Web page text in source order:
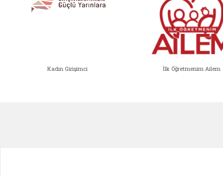
Kadın Girişimci İlk Öğretmenim Ailem